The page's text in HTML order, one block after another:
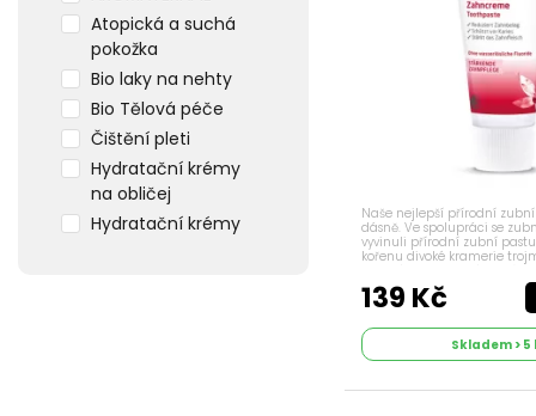
Naše nejlepší přírodní
dásně. Ve spolupráci se
vyvinuli přírodní zubní
kořenu divoké kramerie
poranění. Popis Při...
139 Kč
Skladem > 5
Atopická a suchá
pokožka
Bio laky na nehty
Bio Tělová péče
Čištění pleti
Hydratační krémy
na obličej
Hydratační krémy